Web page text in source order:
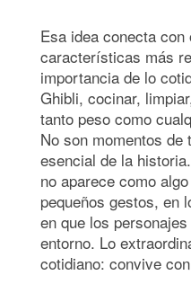
Esa idea conecta con
características más
importancia de lo
Ghibli, cocinar,
tanto peso como
No son momentos
esencial de la
no aparece como
pequeños gestos, en
en que los
entorno. Lo
cotidiano: convive